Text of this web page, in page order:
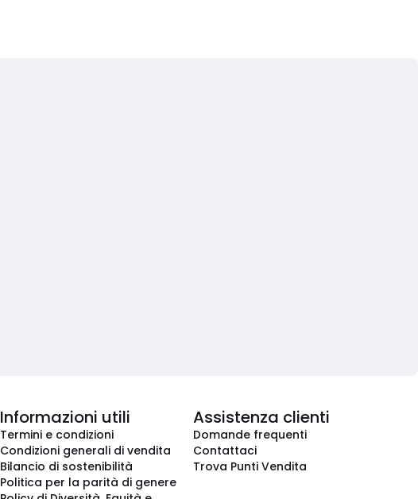
Informazioni utili
Termini e condizioni
Condizioni generali di vendita
Bilancio di sostenibilità
Politica per la parità di genere
Assistenza clienti
Domande frequenti
Contattaci
Trova Punti Vendita